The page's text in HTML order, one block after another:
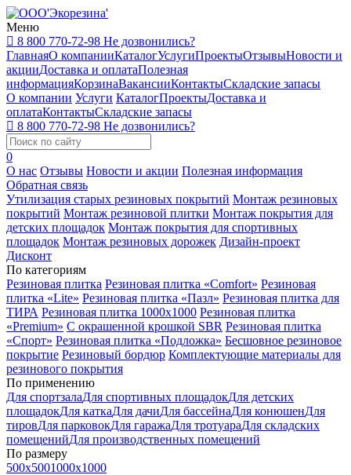
Меню
8 800 770-72-98 Не дозвонились?
ГлавнаяО компанииКаталогУслугиПроектыОтзывыНовости и
акцииДоставка и оплатаПолезная
информацияКорзинаВакансииКонтактыСкладские запасы
О компании Услуги КаталогПроектыДоставка и
оплатаКонтактыСкладские запасы
8 800 770-72-98 Не дозвонились?
0
О нас Отзывы Новости и акции Полезная информация
Обратная связь
Утилизация старых резиновых покрытий Монтаж резиновых
покрытий Монтаж резиновой плитки Монтаж покрытия для
детских площадок Монтаж покрытия для спортивных
площадок Монтаж резиновых дорожек Дизайн-проект
Дисконт
По категориям
Резиновая плитка Резиновая плитка «Comfort» Резиновая
плитка «Lite» Резиновая плитка «Пазл» Резиновая плитка для
ТИРА Резиновая плитка 1000x1000 Резиновая плитка
«Premium» С окрашенной крошкой SBR Резиновая плитка
«Спорт» Резиновая плитка «Подложка» Бесшовное резиновое
покрытие Резиновый бордюр Комплектующие материалы для
резинового покрытия
По применению
Для спортзалаДля спортивных площадокДля детских
площадокДля каткаДля дачиДля бaссейнаДля конюшенДля
тировДля парковокДля гаражаДля тротуараДля складских
помещенийДля производственных помещений
По размеру
500x5001000x1000